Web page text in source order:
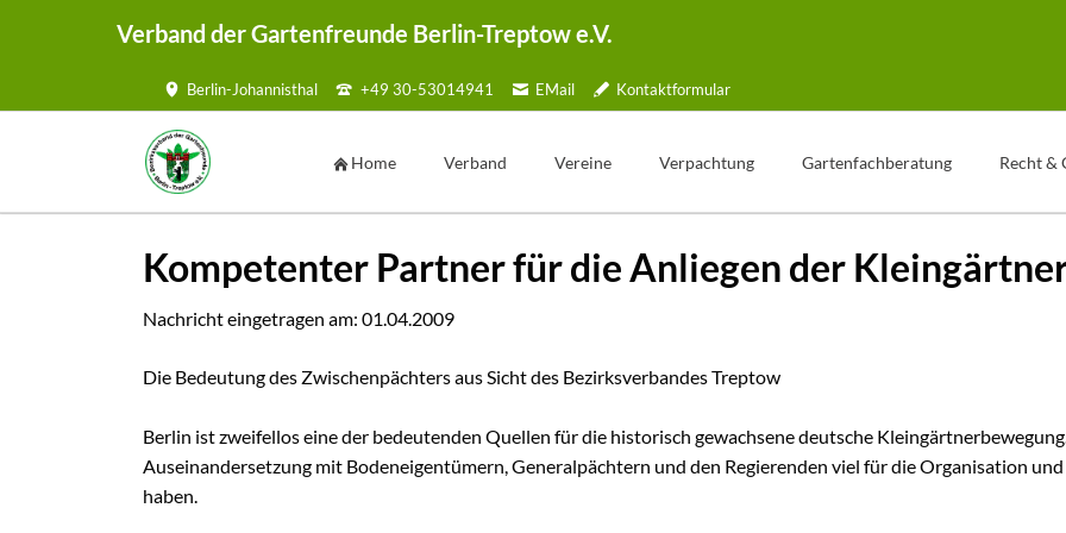
Verband der Gartenfreunde Berlin-Treptow e.V.
Berlin-Johannisthal +49 30-53014941 EMail Kontaktformular
Home Verband
Geschäftsstelle
Kontaktformular
Mustersatzung
Vereine
Jubiläen
Verpachtung
Bewerbung
Wertermittlung
Gartenfachberatung
Aktionstage
Recht &
Kompetenter Partner für die Anliegen der
Nachricht eingetragen am:01.04.2009
Die Bedeutung des Zwischenpächters aus Sicht des Bezirksverbandes Treptow
Berlin ist zweifellos eine der bedeutenden Quellen für die historisch gewachsene deutsche
Auseinandersetzung mit Bodeneigentümern, Generalpächtern und den Regierenden viel für die Organisation
haben.